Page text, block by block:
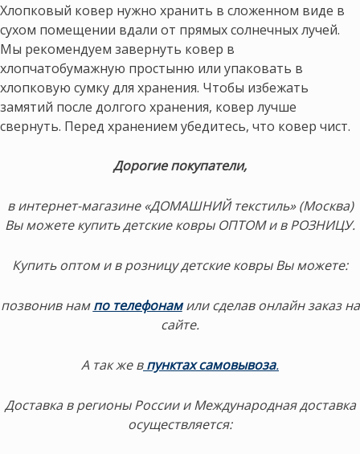
Хлопковый ковер нужно хранить в сложенном виде в
сухом помещении вдали от прямых солнечных лучей.
Мы рекомендуем завернуть ковер в
хлопчатобумажную простыню или упаковать в
хлопковую сумку для хранения. Чтобы избежать
замятий после долгого хранения, ковер лучше
свернуть. Перед хранением убедитесь, что ковер чист.
Дорогие покупатели,
в интернет-магазине «ДОМАШНИЙ текстиль» (Москва)
Вы можете купить детские ковры ОПТОМ и в РОЗНИЦУ.
Купить оптом и в розницу детские ковры Вы можете:
позвонив нам по телефонамили сделав онлайн заказ на
сайте.
А так же в пунктах самовывоза.
Доставка в регионы России и Международная доставка
осуществляется: